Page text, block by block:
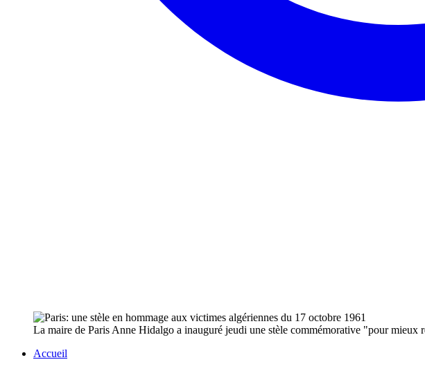
La maire de Paris Anne Hidalgo a inauguré jeudi une stèle commémorative "pour mieux
Accueil